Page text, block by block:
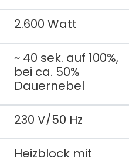
2.600 Watt
~ 40 sek. auf 100%,
bei ca. 50%
Dauernebel
230 V/50 Hz
Heizblock mit